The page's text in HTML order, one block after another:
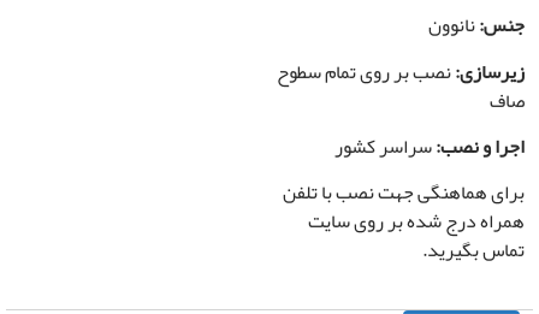
نانوون
نصب بر روی تمام سطوح
و نصب:سراسر کشور
هماهنگی جهت نصب با تلفن
درج شده بر روی سایت
بگیرید.